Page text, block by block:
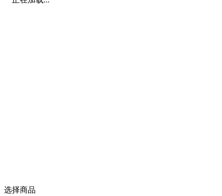
选择商品